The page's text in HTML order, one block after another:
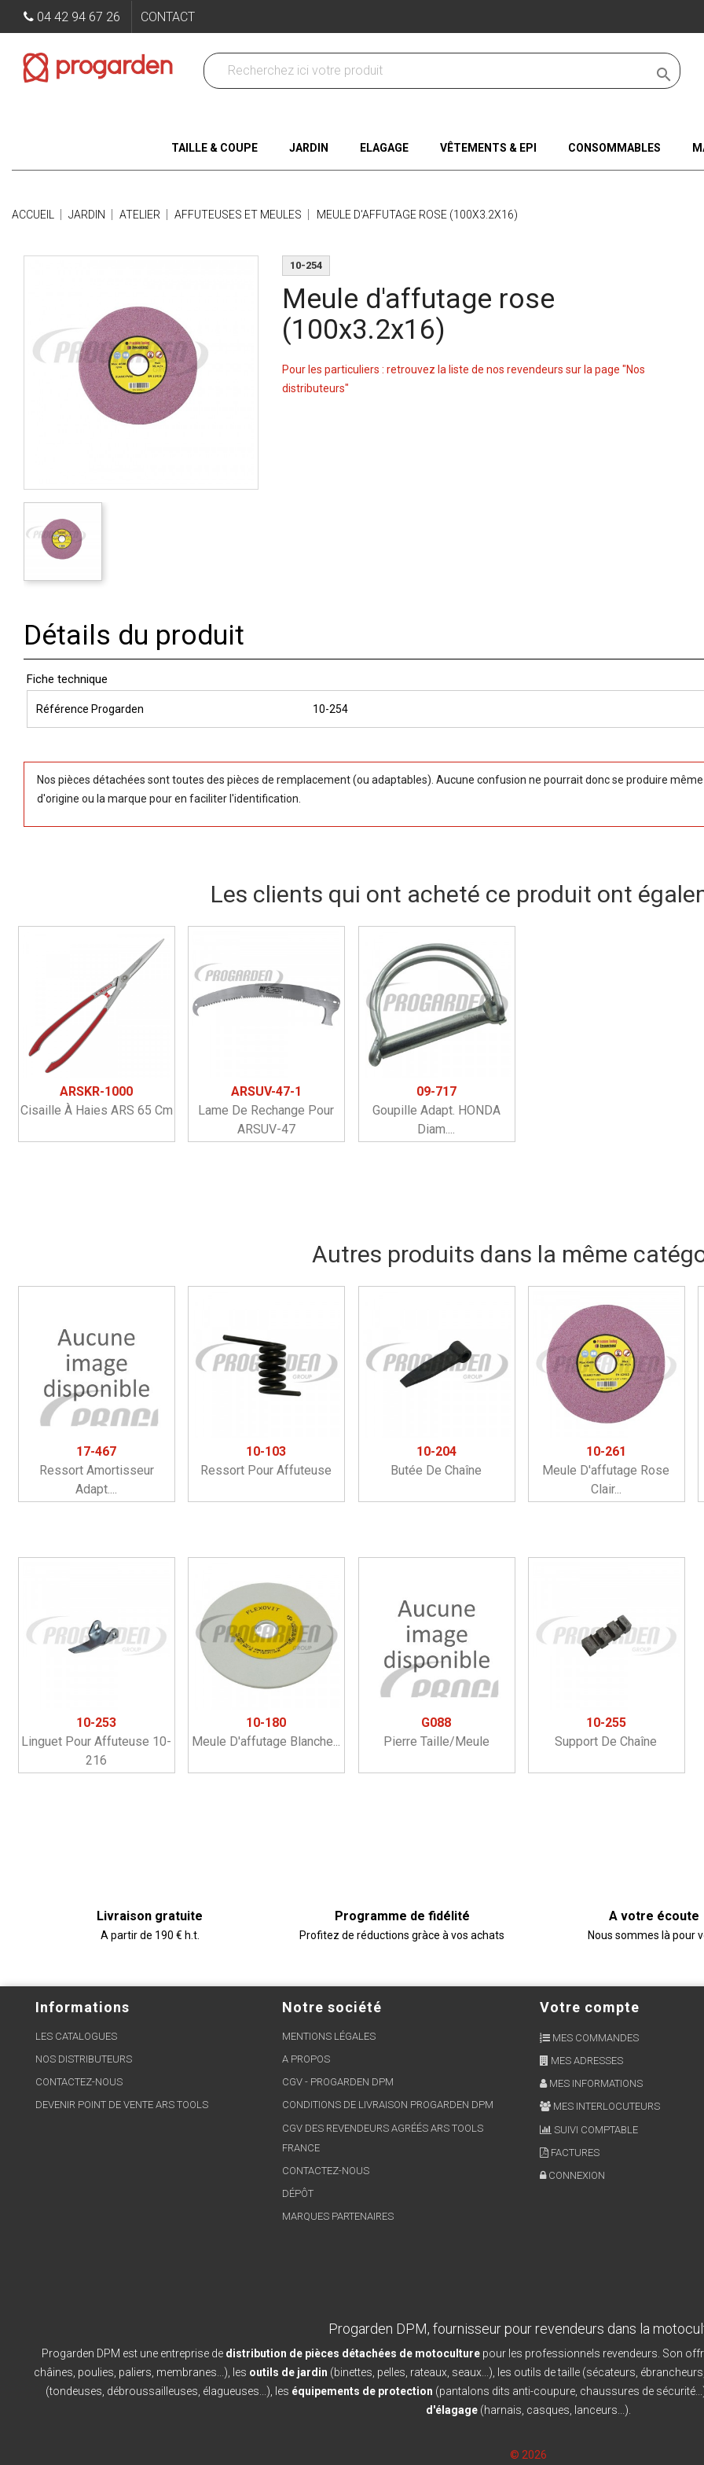
04 42 94 67 26 CONTACT

TAILLE & COUPE JARDIN ELAGAGE VÊTEMENTS & EPI CONSOMMABLES
ACCUEIL JARDIN ATELIER AFFUTEUSES ET MEULES MEULE D'AFFUTAGE ROSE (100X3.2X16)
10-254
Meule d'affutage rose
(100x3.2x16)
Pour les particuliers : retrouvez la liste de nos revendeurs sur la page "Nos
distributeurs"
Détails du produit
Fiche technique
Référence Progarden 10-254
Nos pièces détachées sont toutes des pièces de remplacement (ou adaptables). Aucune confusion ne pourrait donc se produire
d'origine ou la marque pour en faciliter l'identification.
Les clients qui ont acheté ce produit ont
ARSKR-1000
Cisaille À Haies ARS 65 Cm
ARSUV-47-1
Lame De Rechange Pour
ARSUV-47
09-717
Goupille Adapt. HONDA
Diam....
Autres produits dans la même
17-467
Ressort Amortisseur
Adapt....
10-103
Ressort Pour Affuteuse
10-204
Butée De Chaîne
10-261
Meule D'affutage Rose
Clair...
10-253
Linguet Pour Affuteuse 10-
216
10-180
Meule D'affutage Blanche...
G088
Pierre Taille/meule
10-255
Support De Chaîne
Livraison gratuite
A partir de 190 € h.t.
Programme de fidélité
Profitez de réductions gràce à vos achats
A votre écoute
Nous sommes là pour
Informations
LES CATALOGUES
NOS DISTRIBUTEURS
CONTACTEZ-NOUS
DEVENIR POINT DE VENTE ARS TOOLS
Notre société
MENTIONS LÉGALES
A PROPOS
CGV - PROGARDEN DPM
CONDITIONS DE LIVRAISON PROGARDEN DPM
CGV DES REVENDEURS AGRÉÉS ARS TOOLS
FRANCE
CONTACTEZ-NOUS
DÉPÔT
MARQUES PARTENAIRES
Votre compte
MES COMMANDES
MES ADRESSES
MES INFORMATIONS
MES INTERLOCUTEURS
SUIVI COMPTABLE
FACTURES
CONNEXION
Progarden DPM, fournisseur pour revendeurs dans la
Progarden DPM est une entreprise de distribution de pièces détachées de motoculturepour les professionnels revendeurs. Son
châines, poulies, paliers, membranes...), les outils de jardin (binettes, pelles, rateaux, seaux...), les outils de taille (sécateurs,
(tondeuses, débroussailleuses, élagueuses...), les équipements de protection (pantalons dits anti-coupure, chaussures de
d'élagage(harnais, casques, lanceurs...).
© 2026